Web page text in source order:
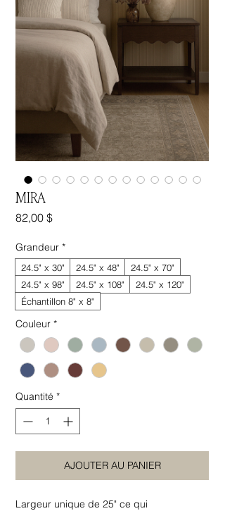
MIRA
82,00 $Prix
Grandeur *
24.5" x 30" 24.5" x 48"
24.5" x 70"
24.5" x 98"
24.5" x 108"
24.5" x 120"
Échantillon 8" x 8"
Couleur *
Quantité *
AJOUTER AU PANIER
Largeur unique de 25" ce qui